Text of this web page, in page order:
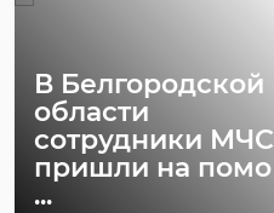
В Белгородской
области
сотрудники МЧС
пришли на помо
...